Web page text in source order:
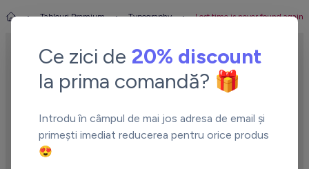
Tablouri Premium Typography Lost time is never found again
Ce zici de 20% discount
la prima comandă? 🎁
Introdu în câmpul de mai jos adresa de email și
primești imediat reducerea pentru orice produs
😍